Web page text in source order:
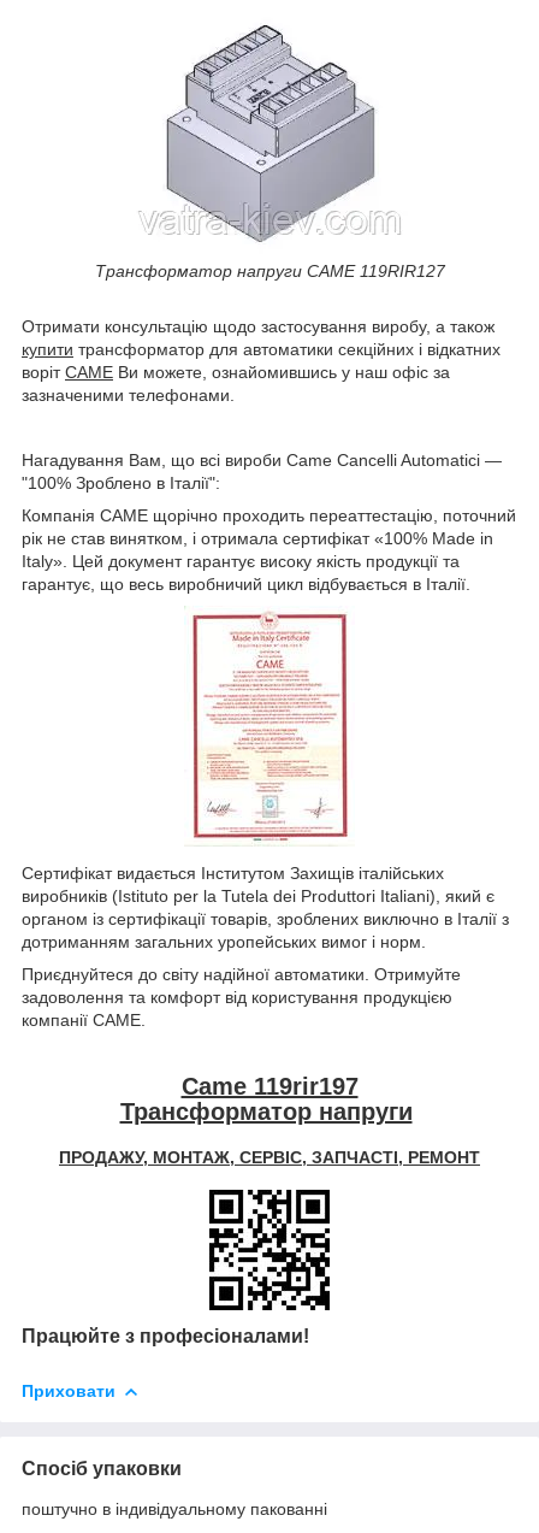
Трансформатор напруги CAME 119RIR127
Отримати консультацію щодо застосування виробу, а також
купити трансформатор для автоматики секційних і відкатних
ворітCAME Ви можете, ознайомившись у наш офіс за
зазначеними телефонами.
Нагадування Вам, що всі вироби Came Cancelli Automatici —
"100% Зроблено в Італії":
Компанія CAME щорічно проходить переаттестацію, поточний
рік не став винятком, і отримала сертифікат «100% Made in
Italy». Цей документ гарантує високу якість продукції та
гарантує, що весь виробничий цикл відбувається в Італії.
Сертифікат видається Інститутом Захищів італійських
виробників (Istituto per la Tutela dei Produttori Italiani), який є
органом із сертифікації товарів, зроблених виключно в Італії з
дотриманням загальних уропейських вимог і норм.
Приєднуйтеся до світу надійної автоматики. Отримуйте
задоволення та комфорт від користування продукцією
компанії CAME.
Came 119rir197
Трансформатор напруги
ПРОДАЖУ, МОНТАЖ, СЕРВІС, ЗАПЧАСТІ, РЕМОНТ
Працюйте з професіоналами!
Приховати
Спосіб упаковки
поштучно в індивідуальному пакованні